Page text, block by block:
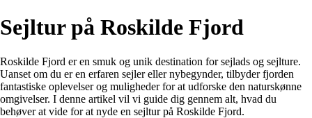
Sejltur på Roskilde Fjord
Roskilde Fjord er en smuk og unik destination for sejlads og sejlture.
Uanset om du er en erfaren sejler eller nybegynder, tilbyder fjorden
fantastiske oplevelser og muligheder for at udforske den naturskønne
omgivelser. I denne artikel vil vi guide dig gennem alt, hvad du
behøver at vide for at nyde en sejltur på Roskilde Fjord.